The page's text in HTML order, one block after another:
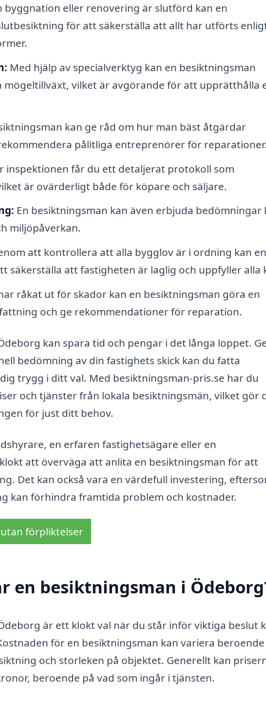
byggnation eller renovering är slutförd kan en
för att säkerställa att allt har utförts
Med hjälp av specialverktyg kan en besiktningsman
vilket är avgörande för att upprätthålla
kan ge råd om hur man bäst åtgärdar
pålitliga entreprenörer för reparationer.
inspektionen får du ett detaljerat protokoll som
är ovärderligt både för köpare och säljare.
En besiktningsman kan även erbjuda bedömningar
miljöpåverkan.
att kontrollera att alla bygglov är i ordning kan en
säkerställa att fastigheten är laglig och uppfyller alla
råkat ut för skador kan en besiktningsman göra en
och ge rekommendationer för reparation.
kan spara tid och pengar i det långa loppet.
bedömning av din fastighets skick kan du fatta
trygg i ditt val. Med besiktningsman-pris.se har du
och tjänster från lokala besiktningsmän, vilket gör
för just ditt behov.
en erfaren fastighetsägare eller en
att överväga att anlita en besiktningsman för att
Det kan också vara en värdefull investering,
kan förhindra framtida problem och kostnader.
förpliktelser
en besiktningsman i
är ett klokt val när du står inför viktiga beslut
för en besiktningsman kan variera beroende
och storleken på objektet. Generellt kan
beroende på vad som ingår i tjänsten.